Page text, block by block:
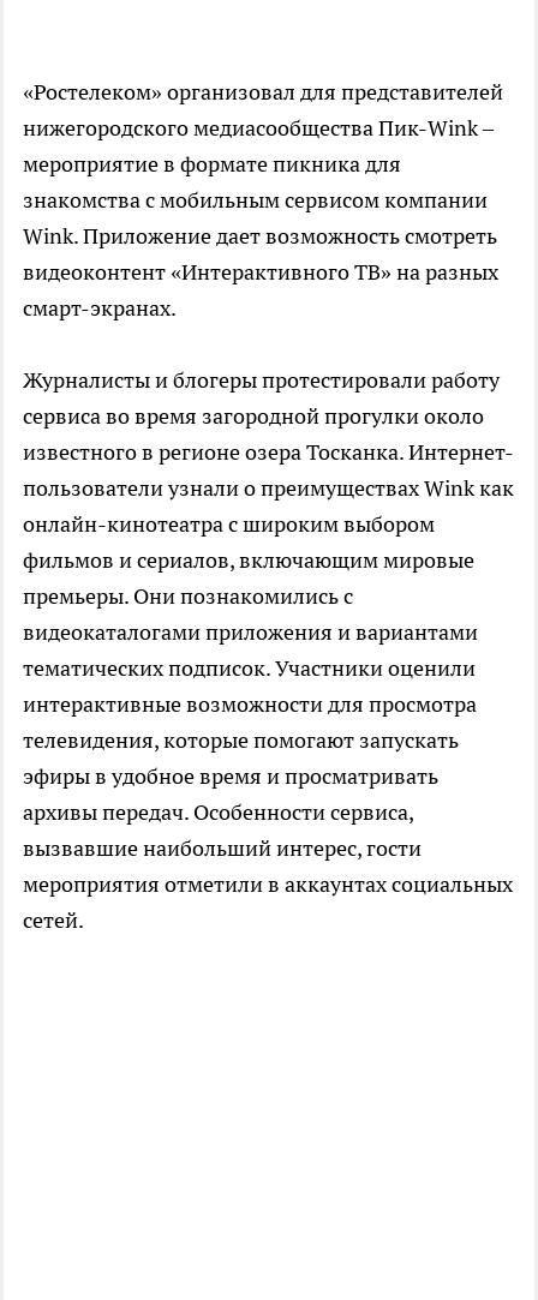
«Ростелеком» организовал для представителей
нижегородского медиасообщества Пик-Wink –
мероприятие в формате пикника для
знакомства с мобильным сервисом компании
Wink. Приложение дает возможность смотреть
видеоконтент «Интерактивного ТВ» на разных
смарт-экранах.
Журналисты и блогеры протестировали работу
сервиса во время загородной прогулки около
известного в регионе озера Тосканка. Интернет-
пользователи узнали о преимуществах Wink как
онлайн-кинотеатра с широким выбором
фильмов и сериалов, включающим мировые
премьеры. Они познакомились с
видеокаталогами приложения и вариантами
тематических подписок. Участники оценили
интерактивные возможности для просмотра
телевидения, которые помогают запускать
эфиры в удобное время и просматривать
архивы передач. Особенности сервиса,
вызвавшие наибольший интерес, гости
мероприятия отметили в аккаунтах социальных
сетей.